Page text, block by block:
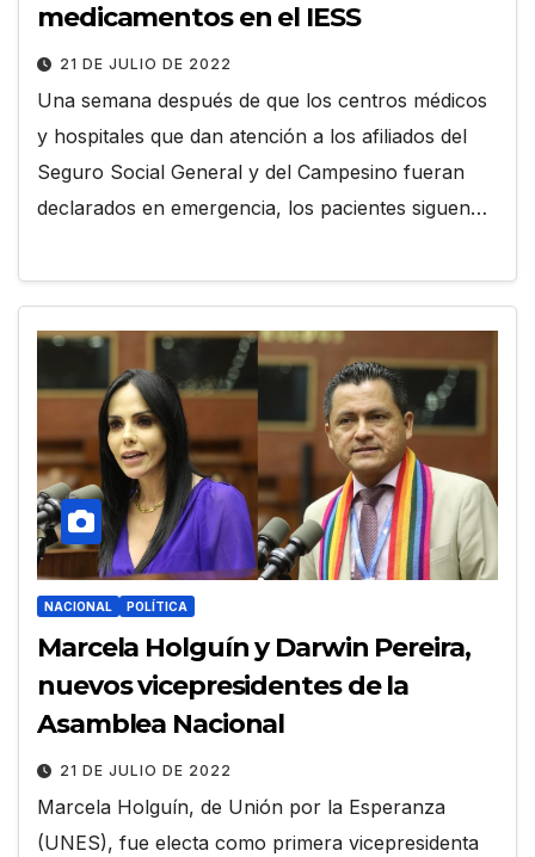
medicamentos en el IESS
21 DE JULIO DE 2022
Una semana después de que los centros médicos
y hospitales que dan atención a los afiliados del
Seguro Social General y del Campesino fueran
declarados en emergencia, los pacientes siguen…
NACIONAL POLÍTICA
Marcela Holguín y Darwin Pereira,
nuevos vicepresidentes de la
Asamblea Nacional
21 DE JULIO DE 2022
Marcela Holguín, de Unión por la Esperanza
(UNES), fue electa como primera vicepresidenta